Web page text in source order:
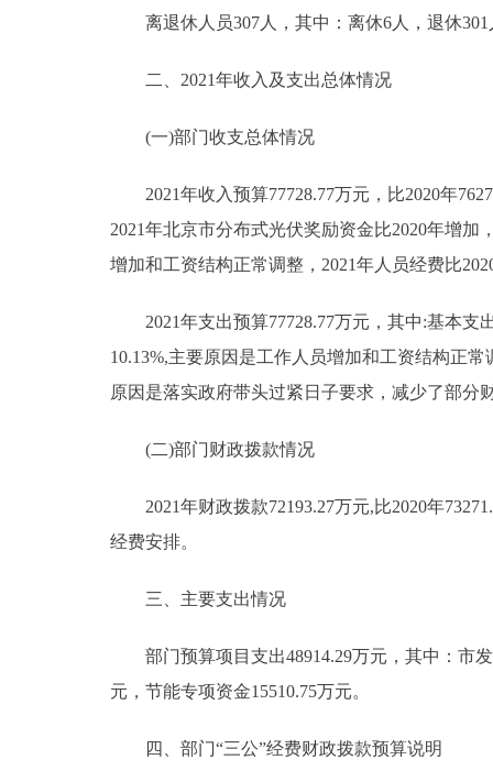
离退休人员307人，其中：离休6人，退休301
二、2021年收入及支出总体情况
(一)部门收支总体情况
2021年收入预算77728.77万元，比2020年
2021年北京市分布式光伏奖励资金比2020年增
增加和工资结构正常调整，2021年人员经费比
2021年支出预算77728.77万元，其中:基本支出
10.13%,主要原因是工作人员增加和工资结构正常
原因是落实政府带头过紧日子要求，减少了部分
(二)部门财政拨款情况
2021年财政拨款72193.27万元,比2020年
经费安排。
三、主要支出情况
部门预算项目支出48914.29万元，其中：市发
元，节能专项资金15510.75万元。
四、部门“三公”经费财政拨款预算说明